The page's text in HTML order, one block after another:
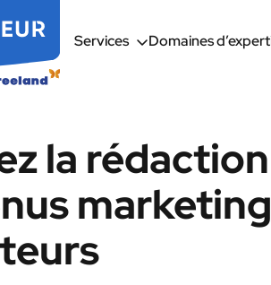
Services Domaines
la